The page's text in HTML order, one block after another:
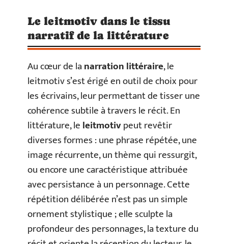
Le leitmotiv dans le tissu
narratif de la littérature
Au cœur de lanarration littéraire, le
leitmotiv s’est érigé en outil de choix pour
les écrivains, leur permettant de tisser une
cohérence subtile à travers le récit. En
littérature, leleitmotivpeut revêtir
diverses formes : une phrase répétée, une
image récurrente, un thème qui ressurgit,
ou encore une caractéristique attribuée
avec persistance à un personnage. Cette
répétition délibérée n’est pas un simple
ornement stylistique ; elle sculpte la
profondeur des personnages, la texture du